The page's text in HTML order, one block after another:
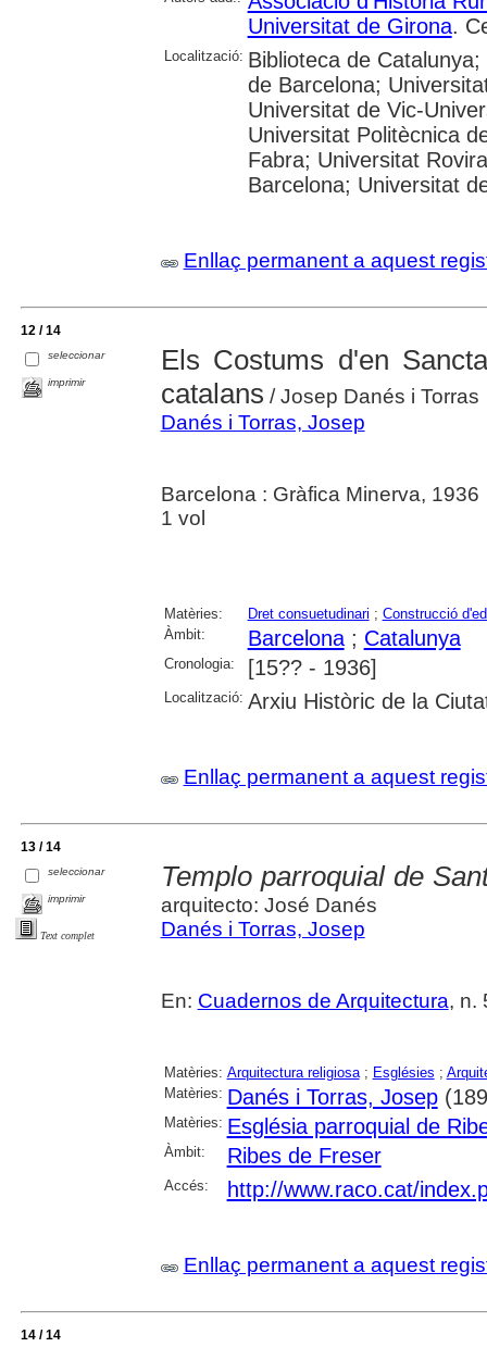
Universitat de Girona.
Localització: Biblioteca de
de Barcelona;
Universitat de Vic-
Universitat Politècnica
Fabra; Universitat
Barcelona; Universitat
Enllaç permanent a aquest
12 / 14
seleccionar
imprimir
Els Costums d'en
catalans / Josep Danés i Torras
Danés i Torras, Josep
Barcelona : Gràfica Minerva, 1936
1 vol
Matèries: Dret consuetudinari ; Construcció
Àmbit:
Barcelona; Catalunya
Cronologia: [15?? - 1936]
Localització: Arxiu Històric de la
Enllaç permanent a aquest
13 / 14
seleccionar
imprimir
Text complet
Templo parroquial de
arquitecto: José Danés
Danés i Torras, Josep
En: Cuadernos de Arquitectura, n.
Matèries: Arquitectura religiosa; Esglésies ;
Matèries: Danés i Torras, Josep
Matèries: Església parroquial de
Àmbit: Ribes de Freser
Accés: http://www.raco.cat/
Enllaç permanent a aquest
14 / 14